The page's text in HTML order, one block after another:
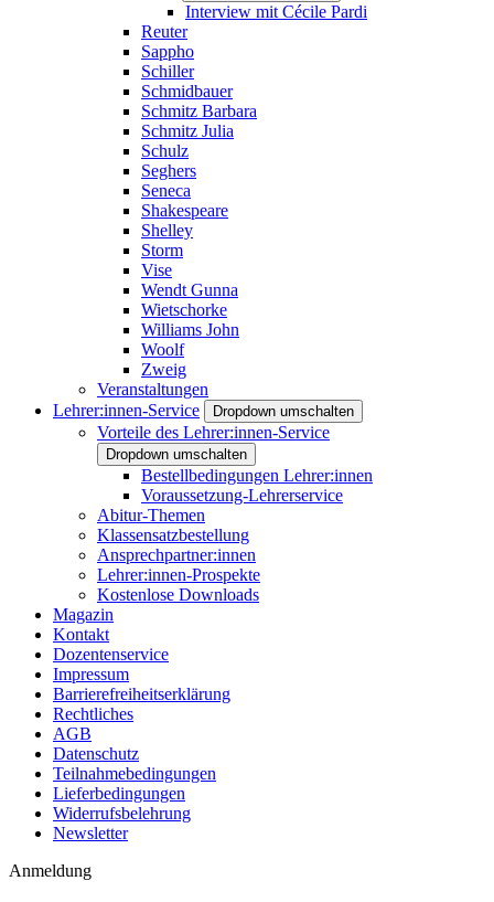
Interview mit Cécile Pardi
Reuter
Sappho
Schiller
Schmidbauer
Schmitz Barbara
Schmitz Julia
Schulz
Seghers
Seneca
Shakespeare
Shelley
Storm
Vise
Wendt Gunna
Wietschorke
Williams John
Woolf
Zweig
Veranstaltungen
Lehrer:innen-Service
Dropdown umschalten
Vorteile des Lehrer:innen-Service
Dropdown umschalten
Bestellbedingungen Lehrer:innen
Voraussetzung-Lehrerservice
Abitur-Themen
Klassensatzbestellung
Ansprechpartner:innen
Lehrer:innen-Prospekte
Kostenlose Downloads
Magazin
Kontakt
Dozentenservice
Impressum
Barrierefreiheitserklärung
Rechtliches
AGB
Datenschutz
Teilnahmebedingungen
Lieferbedingungen
Widerrufsbelehrung
Newsletter
Anmeldung